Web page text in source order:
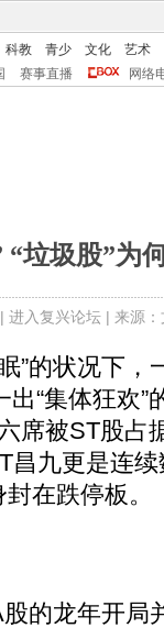
科教 青少 文化
艺术
赛事直播 网络
“垃圾股”为
进入复兴论坛| 来源
的状况下，
“集体狂欢
席被ST股占
昌九更是连
在跌停板。
的龙年开局